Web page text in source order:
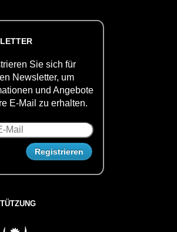
Sie sich für
Newsletter, um
und Angebote
E-Mail zu erhalten.